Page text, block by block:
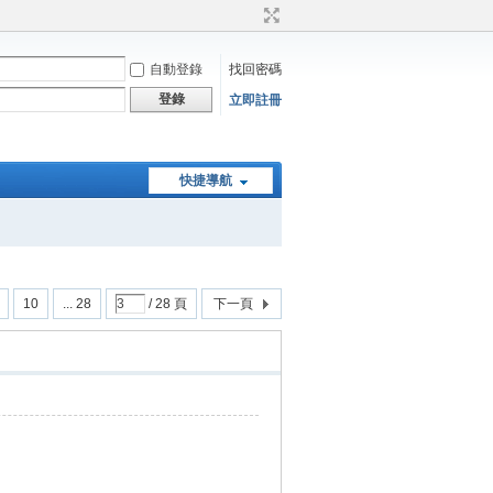
自動登錄
找回密碼
登錄
立即註冊
快捷導航
10 ... 28 / 28 頁 下一頁